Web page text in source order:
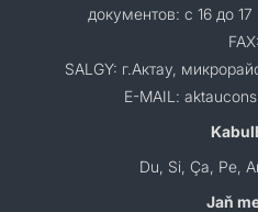
документов: с 16 до
SALGY: г.Актау,
E-MAIL:
Du, Si, Ça, Pe,
Jaň